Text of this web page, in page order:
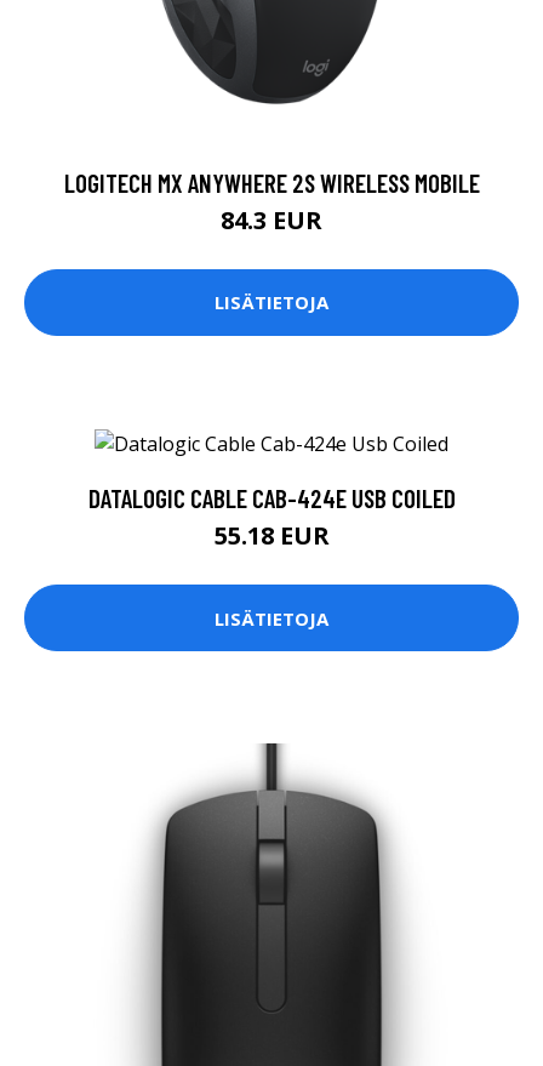
LOGITECH MX ANYWHERE 2S WIRELESS MOBILE
84.3 EUR
LISÄTIETOJA
DATALOGIC CABLE CAB-424E USB COILED
55.18 EUR
LISÄTIETOJA